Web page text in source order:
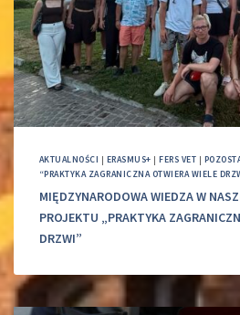
AKTUALNOŚCI | ERASMUS+ |FERS VET |
“PRAKTYKA ZAGRANICZNA OTWIERA WIELE
MIĘDZYNARODOWA WIEDZA W
PROJEKTU „PRAKTYKA
DRZWI”